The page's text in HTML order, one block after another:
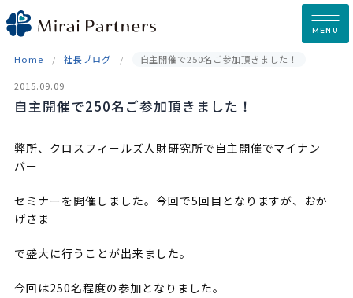
Skip
to
MENU
Home 社長ブログ 自主開催で250名ご参加頂きました！
2015.09.09
自主開催で250名ご参加頂きました！
弊所、クロスフィールズ人財研究所で自主開催でマイナン
バー
セミナーを開催しました。今回で5回目となりますが、おか
げさま
で盛大に行うことが出来ました。
今回は250名程度の参加となりました。